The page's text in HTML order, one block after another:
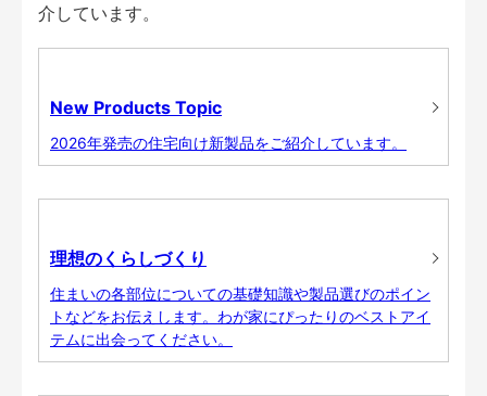
介しています。
New Products Topic
2026年発売の住宅向け新製品をご紹介しています。
理想のくらしづくり
住まいの各部位についての基礎知識や製品選びのポイン
トなどをお伝えします。わが家にぴったりのベストアイ
テムに出会ってください。